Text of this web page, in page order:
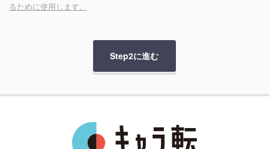
るために使用します。